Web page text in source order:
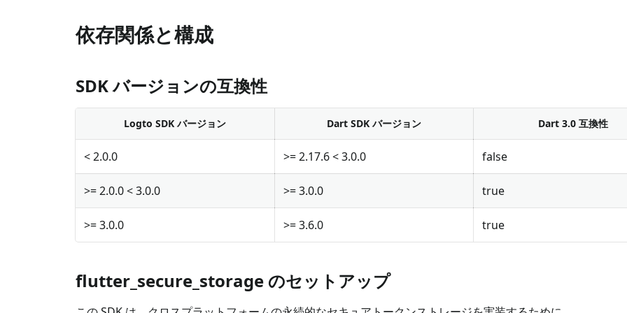
依存関係と構成
SDK バージョンの互換性
Logto SDK バージョン Dart SDK バージョン Dart 3.0 互換性
< 2.0.0 >= 2.17.6 < 3.0.0 false
>= 2.0.0 < 3.0.0 >= 3.0.0 true
>= 3.0.0 >= 3.6.0 true
flutter_secure_storage のセットアップ